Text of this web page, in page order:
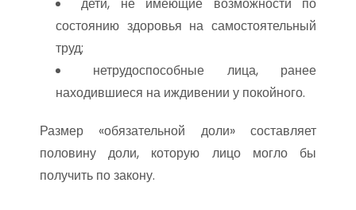
дети, не имеющие возможности по
состоянию здоровья на самостоятельный
труд;
нетрудоспособные лица, ранее
находившиеся на иждивении у покойного.
Размер «обязательной доли» составляет
половину доли, которую лицо могло бы
получить по закону.